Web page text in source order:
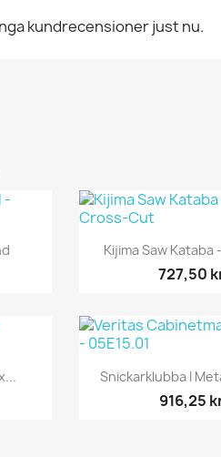
kundrecensioner just nu.

Kijima Saw Kataba
727,50

Snickarklubba I
916,25